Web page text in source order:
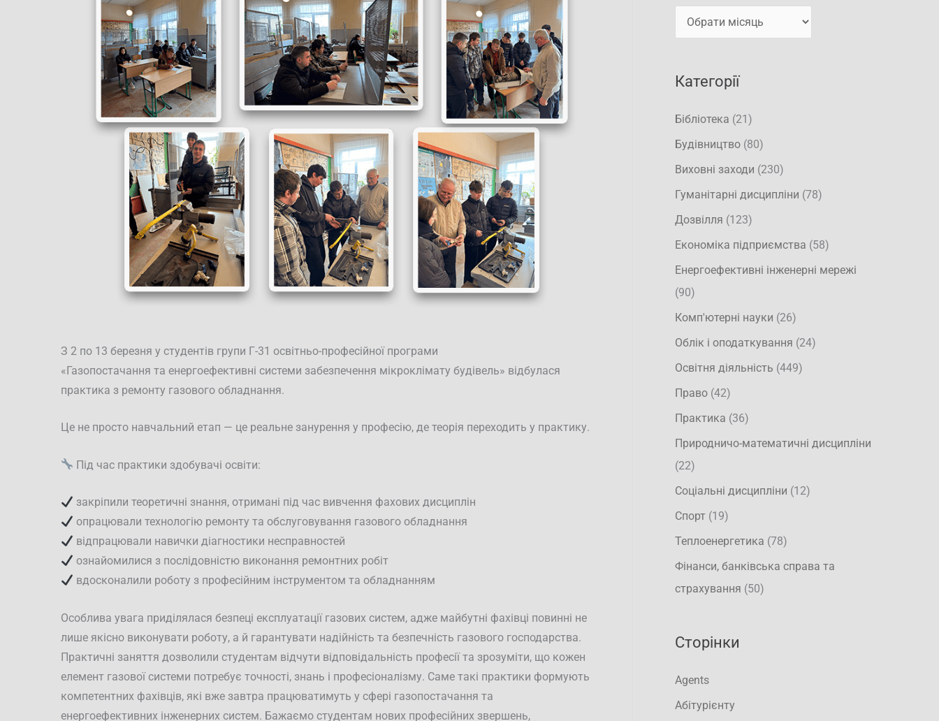
З 2 по 13 березня у студентів групи Г-31 освітньо-професійної програми
«Газопостачання та енергоефективні системи забезпечення мікроклімату будівель» відбулася
практика з ремонту газового обладнання.
Це не просто навчальний етап — це реальне занурення у професію, де теорія переходить у практику.
Під час практики здобувачі освіти:
закріпили теоретичні знання, отримані під час вивчення фахових дисциплін
опрацювали технологію ремонту та обслуговування газового обладнання
відпрацювали навички діагностики несправностей
ознайомилися з послідовністю виконання ремонтних робіт
вдосконалили роботу з професійним інструментом та обладнанням
Особлива увага приділялася безпеці експлуатації газових систем, адже майбутні фахівці повинні не
лише якісно виконувати роботу, а й гарантувати надійність та безпечність газового господарства.
Практичні заняття дозволили студентам відчути відповідальність професії та зрозуміти, що кожен
елемент газової системи потребує точності, знань і професіоналізму. Саме такі практики формують
компетентних фахівців, які вже завтра працюватимуть у сфері газопостачання та
енергоефективних інженерних систем. Бажаємо студентам нових професійних звершень,
т
Категорії
Бібліотека (21)
Будівництво (80)
Виховні заходи (230)
Гуманітарні дисципліни (78)
Дозвілля (123)
Економіка підприємства (58)
Енергоефективні інженерні мережі
(90)
Комп'ютерні науки (26)
Облік і оподаткування (24)
Освітня діяльність (449)
Право (42)
Практика (36)
Природничо-математичні дисципліни
(22)
Соціальні дисципліни (12)
Спорт (19)
Теплоенергетика (78)
Фінанси, банківська справа та
страхування (50)
Сторінки
Agents
Абітурієнту